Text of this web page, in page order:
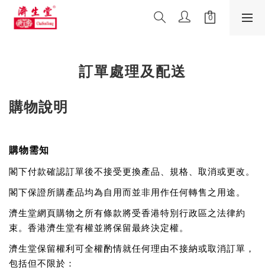
訂單處理及配送
購物說明
購物需知
閣下付款確認訂單後不接受更換產品、規格、取消或更改。
閣下保證所購產品均為自用而並非用作任何轉售之用途。
濟生堂網頁購物之所有條款將受香港特別行政區之法律約
束。香港濟生堂有權並將保留最終決定權。
濟生堂保留權利可全權酌情就任何理由不接納或取消訂單，
包括但不限於：